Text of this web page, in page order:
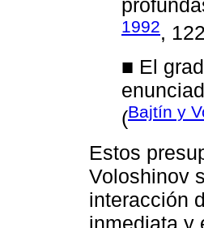
1992,
■ El
(Bajtín y
Estos
Voloshinov
interacción
inmediata y